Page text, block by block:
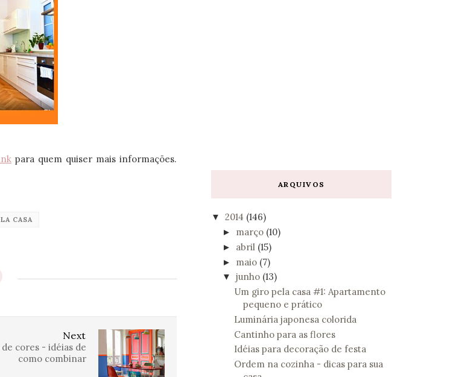
para quem quiser mais informações.
CASA
Next
de cores - idéias de
como combinar
ARQUIVOS
▼ 2014 (146)
► março (10)
► abril (15)
► maio (7)
▼ junho (13)
Um giro pela casa #1: Apartamento
pequeno e prático
Luminária japonesa colorida
Cantinho para as flores
Idéias para decoração de festa
Ordem na cozinha - dicas para sua